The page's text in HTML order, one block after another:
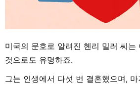
미국의 문호로 알려진 헨리 밀러 씨는
것으로도 유명하죠.
그는 인생에서 다섯 번 결혼했으며,